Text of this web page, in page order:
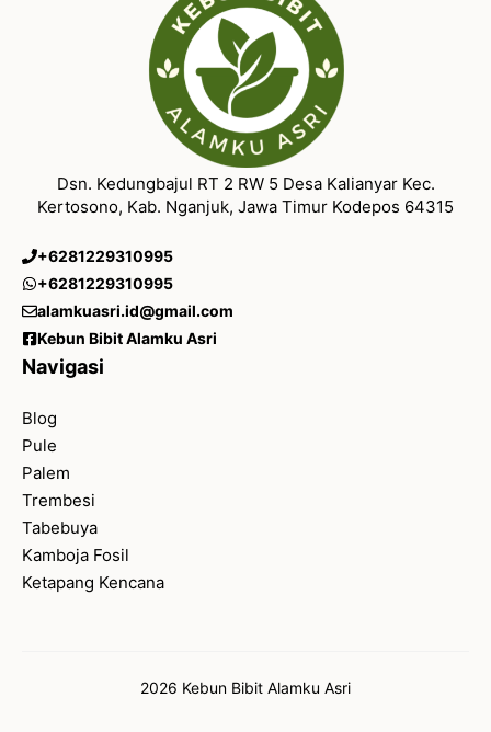
Dsn. Kedungbajul RT 2 RW 5 Desa Kalianyar Kec.
Kertosono, Kab. Nganjuk, Jawa Timur Kodepos 64315
+6281229310995
+6281229310995
alamkuasri.id@gmail.com
Kebun Bibit Alamku Asri
Navigasi
Blog
Pule
Palem
Trembesi
Tabebuya
Kamboja Fosil
Ketapang Kencana
2026 Kebun Bibit Alamku Asri